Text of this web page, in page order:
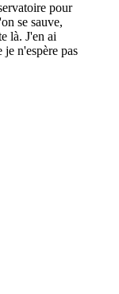
pour
se sauve,
là. J'en ai
je n'espère pas